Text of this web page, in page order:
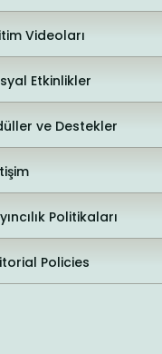
Videoları
Etkinlikler
ve Destekler
Politikaları
Policies